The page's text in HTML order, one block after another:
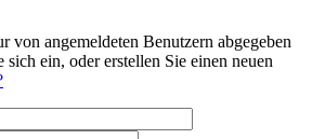
von angemeldeten Benutzern abgegeben
ein, oder erstellen Sie einen neuen